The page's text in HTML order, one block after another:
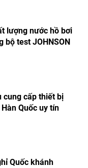
lượng nước hồ bơi
bộ test JOHNSON
cung cấp thiết bị
Quốc uy tín
Quốc khánh